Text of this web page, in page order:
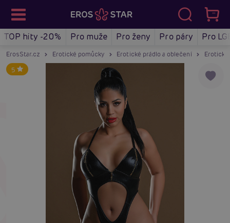
TOP hity -20% Pro muže Pro ženy Pro páry Pro
ErosStar.cz Erotické pomůcky Erotické prádlo a oblečení Erotické
5